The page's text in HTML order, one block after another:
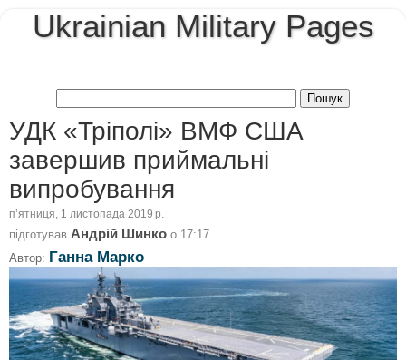
Ukrainian Military Pages
УДК «Тріполі» ВМФ США
завершив приймальні
випробування
пʼятниця, 1 листопада 2019 р.
підготував Андрій Шинко о 17:17
Автор: Ганна Марко